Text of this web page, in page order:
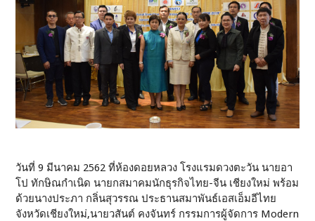
วันที่ 9 มีนาคม 2562 ที่ห้องดอยหลวง โรงแรมดวงตะวัน นายอา
โป ทักษิณกำเนิด นายกสมาคมนักธุรกิจไทย-จีน เชียงใหม่ พร้อม
ด้วยนางประภา กลิ่นสุวรรณ ประธานสมาพันธ์เอสเอ็มอีไทย
จังหวัดเชียงใหม่,นายวสันต์ คงจันทร์ กรรมการผู้จัดการ Modern